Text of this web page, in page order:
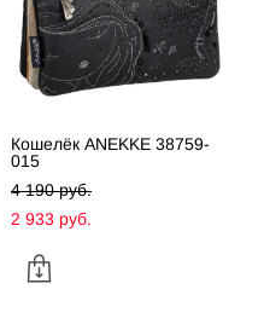
Кошелёк ANEKKE 38759-
015
4 190 pуб.
2 933 pуб.